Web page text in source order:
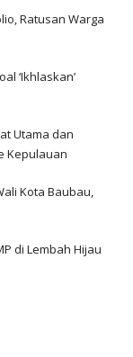
Ratusan Warga
‘Ikhlaskan’
Utama dan
Kepulauan
Kota Baubau,
di Lembah Hijau